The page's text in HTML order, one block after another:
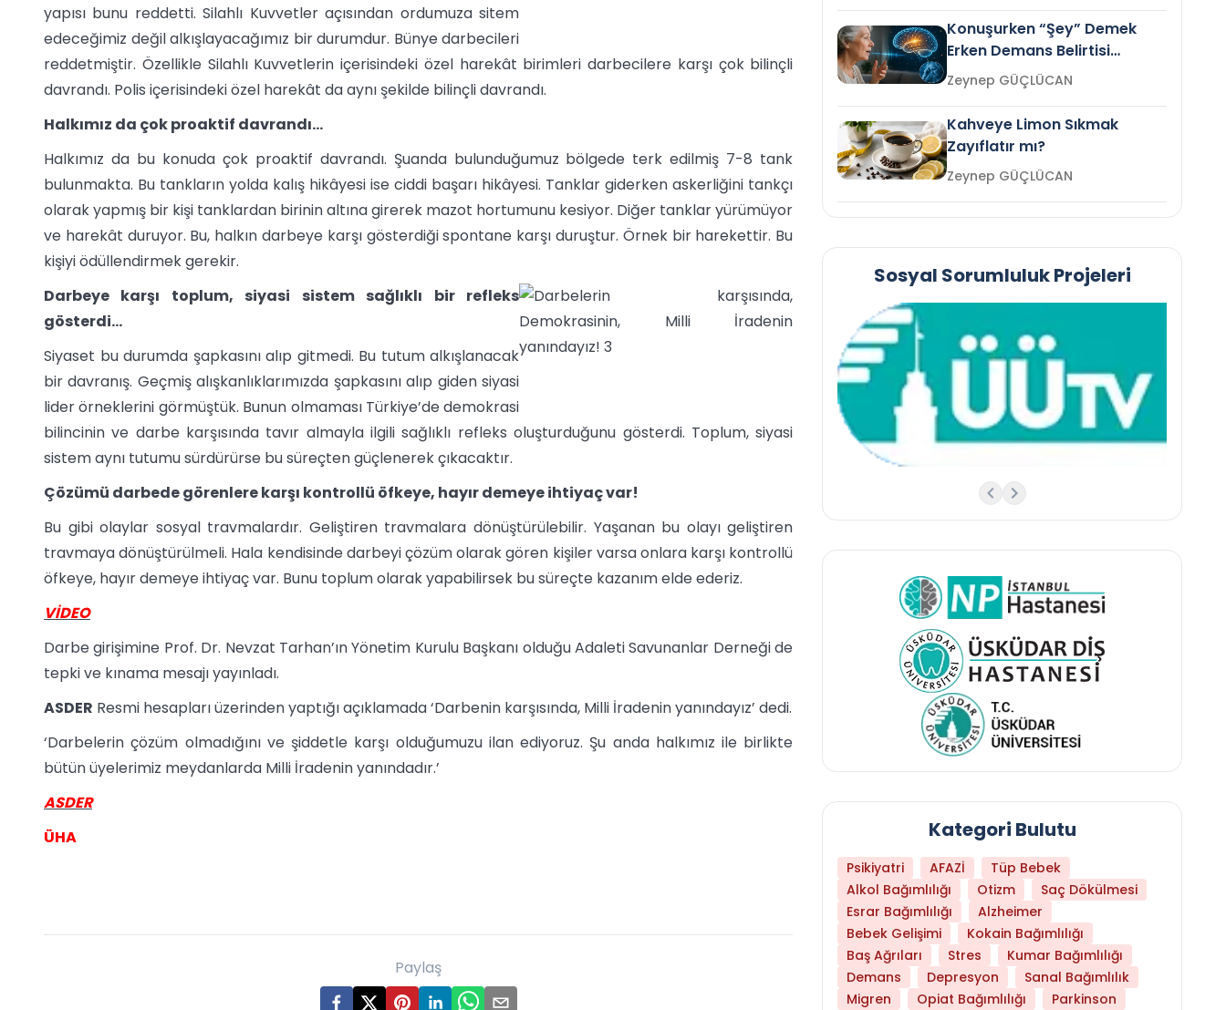
yapısı bunu reddetti. Silahlı Kuvvetler açısından ordumuza sitem
edeceğimiz değil alkışlayacağımız bir durumdur. Bünye darbecileri
reddetmiştir. Özellikle Silahlı Kuvvetlerin içerisindeki özel harekât birimleri darbecilere karşı çok bilinçli
davrandı. Polis içerisindeki özel harekât da aynı şekilde bilinçli davrandı.
Halkımız da çok proaktif davrandı…
Halkımız da bu konuda çok proaktif davrandı. Şuanda bulunduğumuz bölgede terk edilmiş 7-8 tank
bulunmakta. Bu tankların yolda kalış hikâyesi ise ciddi başarı hikâyesi. Tanklar giderken askerliğini tankçı
olarak yapmış bir kişi tanklardan birinin altına girerek mazot hortumunu kesiyor. Diğer tanklar yürümüyor
ve harekât duruyor. Bu, halkın darbeye karşı gösterdiği spontane karşı duruştur. Örnek bir harekettir. Bu
kişiyi ödüllendirmek gerekir.
Darbeye karşı toplum, siyasi sistem sağlıklı bir refleks
gösterdi…
Siyaset bu durumda şapkasını alıp gitmedi. Bu tutum alkışlanacak
bir davranış. Geçmiş alışkanlıklarımızda şapkasını alıp giden siyasi
lider örneklerini görmüştük. Bunun olmaması Türkiye’de demokrasi
bilincinin ve darbe karşısında tavır almayla ilgili sağlıklı refleks oluşturduğunu gösterdi. Toplum, siyasi
sistem aynı tutumu sürdürürse bu süreçten güçlenerek çıkacaktır.
Çözümü darbede görenlere karşı kontrollü öfkeye, hayır demeye ihtiyaç var!
Bu gibi olaylar sosyal travmalardır. Geliştiren travmalara dönüştürülebilir. Yaşanan bu olayı geliştiren
travmaya dönüştürülmeli. Hala kendisinde darbeyi çözüm olarak gören kişiler varsa onlara karşı kontrollü
öfkeye, hayır demeye ihtiyaç var. Bunu toplum olarak yapabilirsek bu süreçte kazanım elde ederiz.
VİDEO
Darbe girişimine Prof. Dr. Nevzat Tarhan’ın Yönetim Kurulu Başkanı olduğu Adaleti Savunanlar Derneği de
tepki ve kınama mesajı yayınladı.
ASDER Resmi hesapları üzerinden yaptığı açıklamada ‘Darbenin karşısında, Milli İradenin yanındayız’ dedi.
‘Darbelerin çözüm olmadığını ve şiddetle karşı olduğumuzu ilan ediyoruz. Şu anda halkımız ile birlikte
bütün üyelerimiz meydanlarda Milli İradenin yanındadır.’
ASDER
ÜHA
Paylaş
Konuşurken “Şey” Demek
Erken Demans Belirtisi
Olabilir mi?Zeynep GÜÇLÜCAN
Kahveye Limon Sıkmak
Zayıflatır mı?
Zeynep GÜÇLÜCAN
Sosyal Sorumluluk Projeleri
Kategori Bulutu
Psikiyatri AFAZİ
Tüp Bebek
Alkol Bağımlılığı
Otizm
Saç Dökülmesi
Esrar Bağımlılığı
Alzheimer
Bebek Gelişimi
Kokain Bağımlılığı
Baş Ağrıları
Stres
Kumar Bağımlılığı
Demans
Depresyon
Sanal Bağımlılık
Migren
Opiat Bağımlılığı
Parkinson